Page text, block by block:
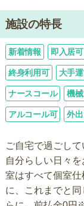
施設の特長
新着情報 即入居可
終身利用可 大手
ナースコール 機
アルコール可 外
ご自宅で過ごし
自分らしい日々
室はすべて個室
に、これまでと